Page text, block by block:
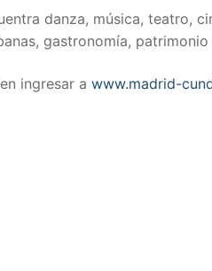
danza, música, teatro,
gastronomía,
ingresar a www.madrid-